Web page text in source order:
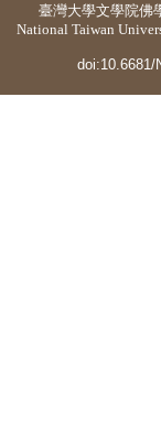
臺灣大學文學院佛
National Taiwan
doi:10.6681/